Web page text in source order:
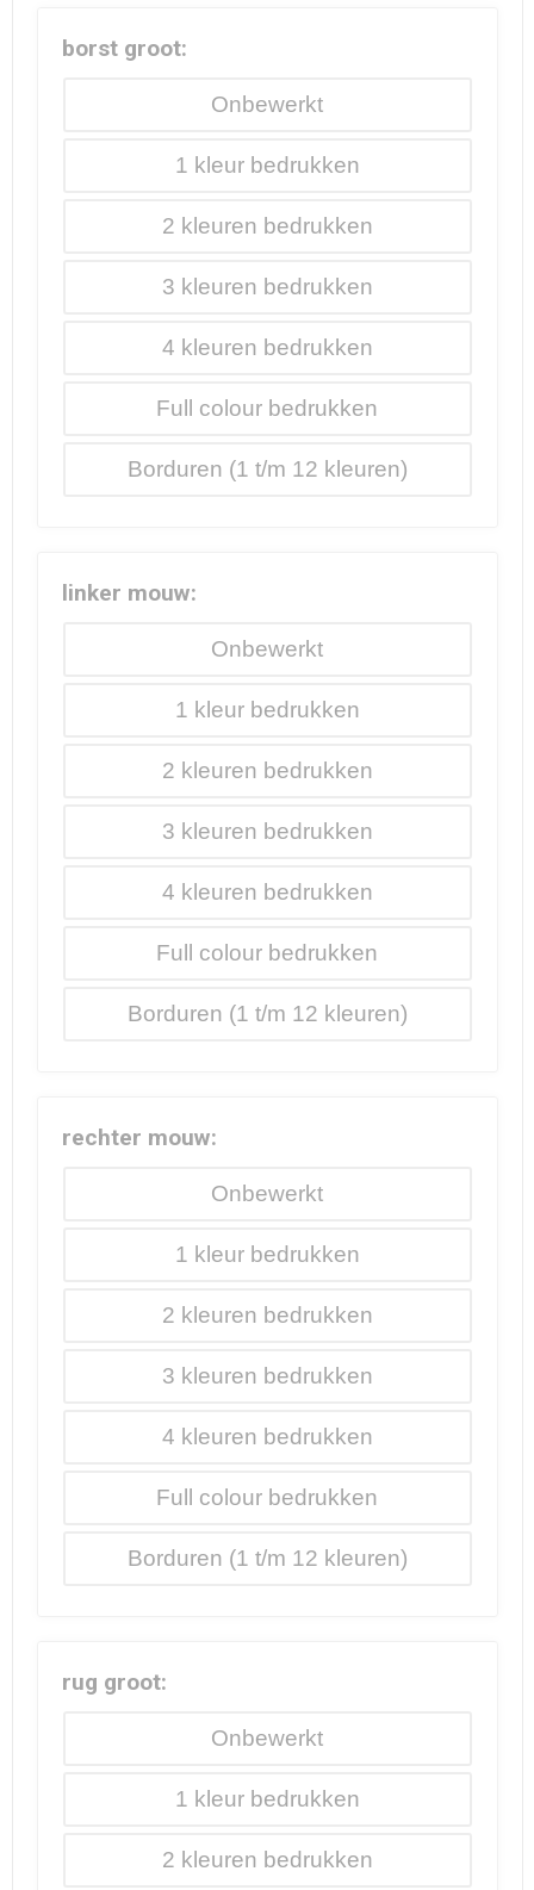
borst groot:
Onbewerkt
1
2
3
4
Borduren
Full colour
linker mouw:
Onbewerkt
1
2
3
4
Borduren
Full colour
rechter mouw:
Onbewerkt
1
2
3
4
Borduren
Full colour
rug groot:
Onbewerkt
1
2